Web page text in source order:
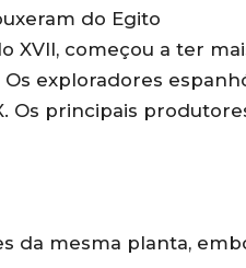
do Egito
XVII, começou a ter
exploradores
Os principais
da mesma planta,